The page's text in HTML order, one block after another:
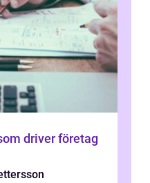
driver företag